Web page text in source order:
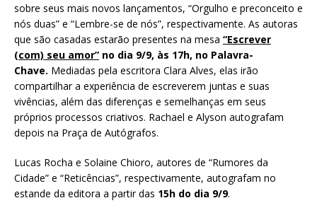
sobre seus mais novos lançamentos, “Orgulho e preconceito e
nós duas” e “Lembre-se de nós”, respectivamente. As autoras
que são casadas estarão presentes na mesa “Escrever
(com) seu amor” no dia 9/9, às 17h, no Palavra-
Chave. Mediadas pela escritora Clara Alves, elas irão
compartilhar a experiência de escreverem juntas e suas
vivências, além das diferenças e semelhanças em seus
próprios processos criativos. Rachael e Alyson autografam
depois na Praça de Autógrafos.
Lucas Rocha e Solaine Chioro, autores de “Rumores da
Cidade” e “Reticências”, respectivamente, autografam no
estande da editora a partir das 15h do dia 9/9.